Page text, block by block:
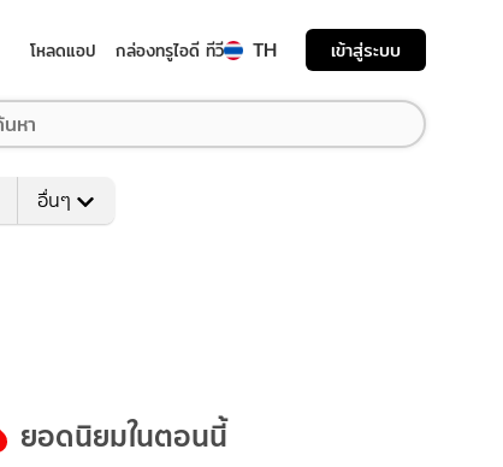
โหลดแอป กล่องทรูไอดี ทีวี TH เข้าสู่ระบบ
อื่นๆ
ยอดนิยมในตอนนี้